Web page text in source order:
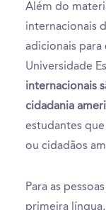
Além do
internacionais
adicionais para
Universidade
internacionais
cidadania
estudantes
ou cidadãos
Para as
primeira